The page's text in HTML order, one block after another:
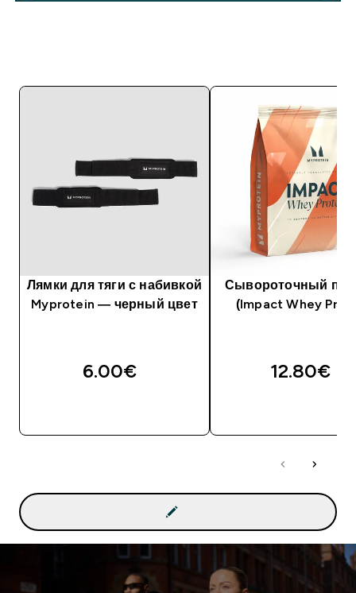
Лямки для тяги с набивкой
Myprotein — черный цвет
6.00€‎
Сывороточный
(Impact Whey
12.80€‎